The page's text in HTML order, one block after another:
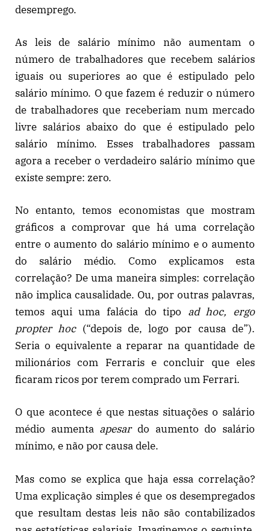
desemprego.
As leis de salário mínimo não aumentam o
número de trabalhadores que recebem salários
iguais ou superiores ao que é estipulado pelo
salário mínimo. O que fazem é reduzir o número
de trabalhadores que receberiam num mercado
livre salários abaixo do que é estipulado pelo
salário mínimo. Esses trabalhadores passam
agora a receber o verdadeiro salário mínimo que
existe sempre: zero.
No entanto, temos economistas que mostram
gráficos a comprovar que há uma correlação
entre o aumento do salário mínimo e o aumento
do salário médio. Como explicamos esta
correlação? De uma maneira simples: correlação
não implica causalidade. Ou, por outras palavras,
temos aqui uma falácia do tipo ad hoc, ergo
propter hoc(“depois de, logo por causa de”).
Seria o equivalente a reparar na quantidade de
milionários com Ferraris e concluir que eles
ficaram ricos por terem comprado um Ferrari.
O que acontece é que nestas situações o salário
médio aumenta apesardo aumento do salário
mínimo, e não por causa dele.
Mas como se explica que haja essa correlação?
Uma explicação simples é que os desempregados
que resultam destas leis não são contabilizados